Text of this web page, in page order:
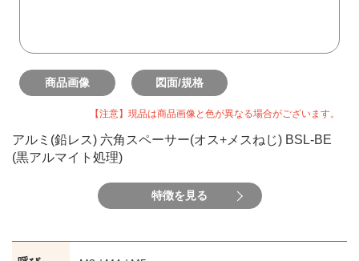
商品画像 図面/規格
【注意】現品は商品画像と色が異なる場合がございます。
アルミ(鉛レス) 六角スペーサー(オス+メスねじ) BSL-BE
(黒アルマイト処理)
特徴を見る